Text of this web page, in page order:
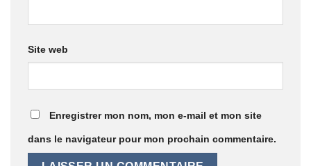
Site web
Enregistrer mon nom, mon e-mail et mon site
dans le navigateur pour mon prochain commentaire.